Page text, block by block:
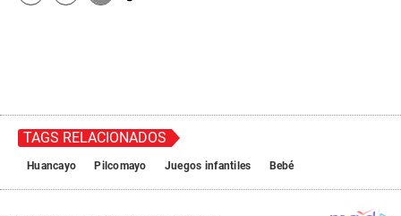
TAGS RELACIONADOS
Huancayo Pilcomayo Juegos infantiles Bebé